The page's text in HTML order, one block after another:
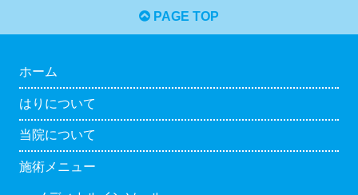
PAGE TOP
ホーム
はりについて
当院について
施術メニュー